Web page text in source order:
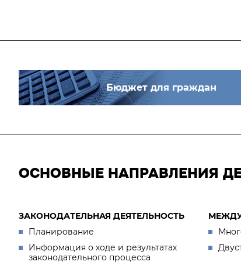
Бюджет для граждан
ОСНОВНЫЕ НАПРАВЛЕНИЯ
ЗАКОНОДАТЕЛЬНАЯ ДЕЯТЕЛЬНОСТЬ
Планирование
Информация о ходе и результатах
законодательного процесса